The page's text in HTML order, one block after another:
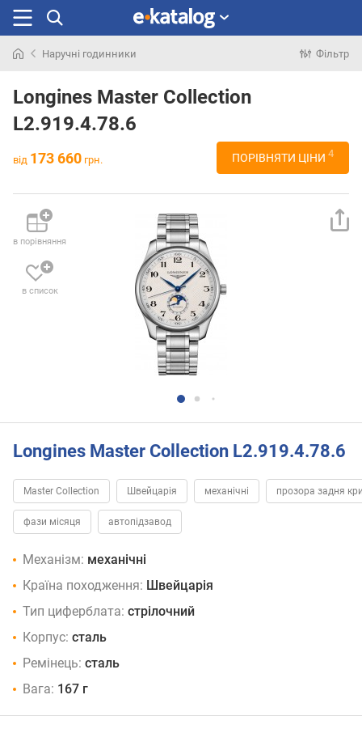
раніше
Наручні годинники Фільтр
Longines Master Collection
L2.919.4.78.6
від 173 660 грн. ПОРІВНЯТИ ЦІНИ 4
в порівняння
в список
Longines Master Collection L2.919.4.78.6
Master Collection Швейцарія механічні прозора задня
фази місяця автопідзавод
Механізм: механічні
Країна походження: Швейцарія
Тип циферблата: стрілочний
Корпус: сталь
Ремінець: сталь
Вага: 167 г